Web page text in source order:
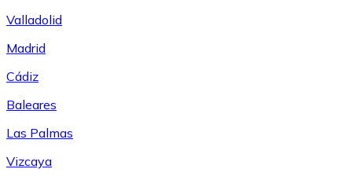
Valladolid
Madrid
Cádiz
Baleares
Las Palmas
Vizcaya